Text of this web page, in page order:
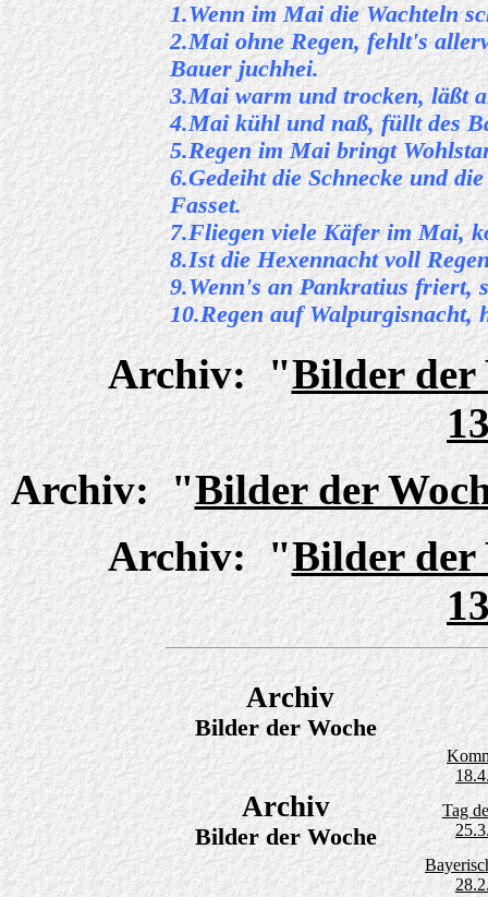
1.Wenn im Mai die Wachteln
2.Mai ohne Regen, fehlt's
Bauer juchhei.
3.Mai warm und trocken, läßt
4.Mai kühl und naß, füllt des
5.Regen im Mai bringt
6.Gedeiht die Schnecke und
Fasset.
7.Fliegen viele Käfer im Mai,
8.Ist die Hexennacht voll
9.Wenn's an Pankratius
10.Regen auf
Archiv: "Bilder der
Archiv: "Bilder der
Archiv: "Bilder der
Archiv
Bilder der Woche
Archiv
Bilder der Woche
Tag